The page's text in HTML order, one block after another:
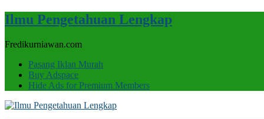
Ilmu Pengetahuan Lengkap
Fredikurniawan.com
Pasang Iklan Murah
Buy Adspace
Hide Ads for Premium Members